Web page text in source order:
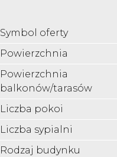
Symbol oferty
Powierzchnia
Powierzchnia
balkonów/tarasów
Liczba pokoi
Liczba sypialni
Rodzaj budynku